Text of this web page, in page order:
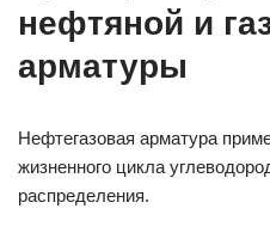
нефтяной и
арматуры
Нефтегазовая арматура
жизненного цикла
распределения.